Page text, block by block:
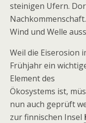
steinigen Ufern.
Wind und Welle
Weil die Eiserosion
Frühjahr ein
Element des
Ökosystems ist,
nun auch geprüft
zur finnischen Insel